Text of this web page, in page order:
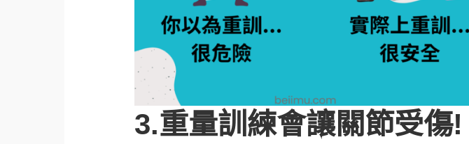
3.重量訓練會讓關節受傷!